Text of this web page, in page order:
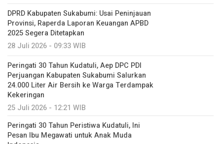
DPRD Kabupaten Sukabumi: Usai Peninjauan
Provinsi, Raperda Laporan Keuangan APBD
2025 Segera Ditetapkan
28 Juli 2026 - 09:33 WIB
Peringati 30 Tahun Kudatuli, Aep DPC PDI
Perjuangan Kabupaten Sukabumi Salurkan
24.000 Liter Air Bersih ke Warga Terdampak
Kekeringan
25 Juli 2026 - 12:21 WIB
Peringati 30 Tahun Peristiwa Kudatuli, Ini
Pesan Ibu Megawati untuk Anak Muda